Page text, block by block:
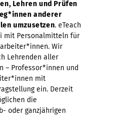
Lehren und Prüfen
anderer
umzusetzen. eTeach
mit Personalmitteln für
Wir
Lehrenden aller
– Professor*innen und
mit
ein. Derzeit
die
oder ganzjährigen